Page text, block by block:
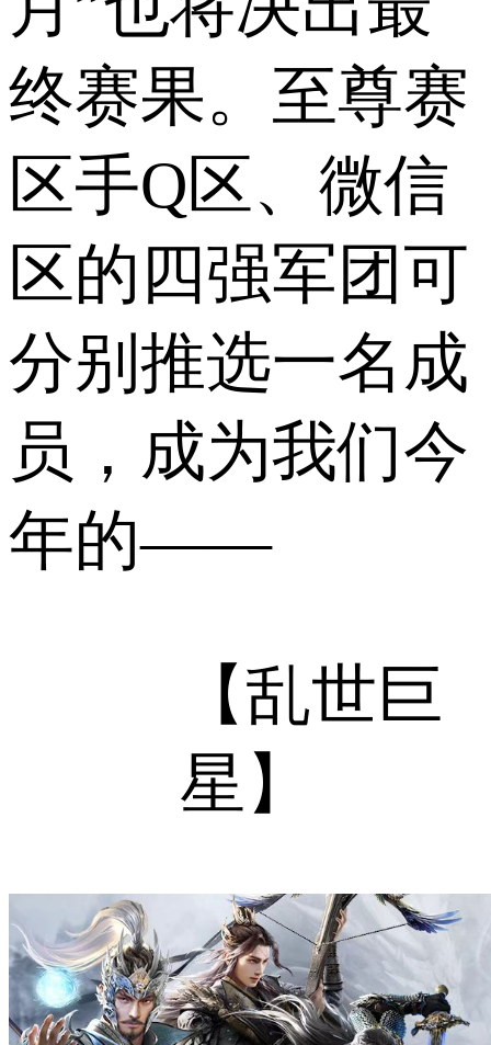
终赛果。至尊赛
区手Q区、微信
区的四强军团可
分别推选一名成
员，成为我们今
年的——
【乱世巨
星】